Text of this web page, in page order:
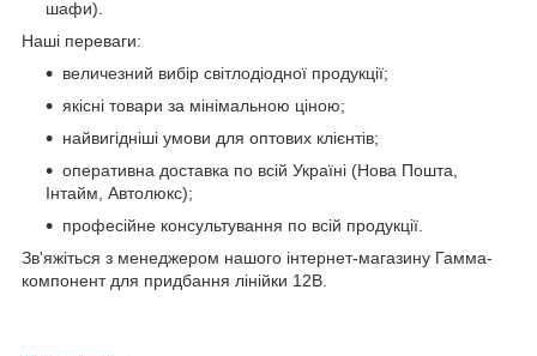
шафи).
Наші переваги:
величезний вибір світлодіодної продукції;
якісні товари за мінімальною ціною;
найвигідніші умови для оптових клієнтів;
оперативна доставка по всій Україні (Нова Пошта,
Інтайм, Автолюкс);
професійне консультування по всій продукції.
Зв'яжіться з менеджером нашого інтернет-магазину Гамма-
компонент для придбання лінійки 12В.